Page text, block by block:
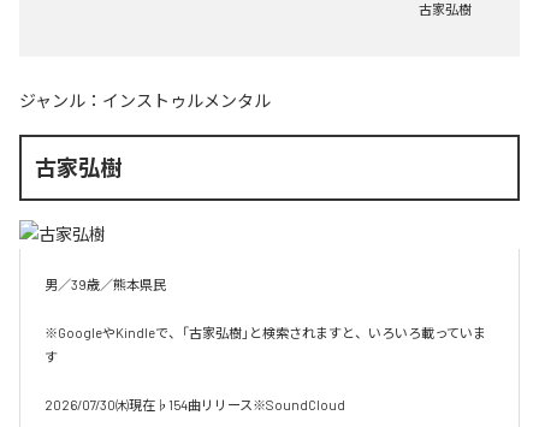
古家弘樹
ジャンル： インストゥルメンタル
古家弘樹
男／39歳／熊本県民
※GoogleやKindleで、「古家弘樹」と検索されますと、いろいろ載っていま
す
2026/07/30㈭現在♭154曲リリース※SoundCloud